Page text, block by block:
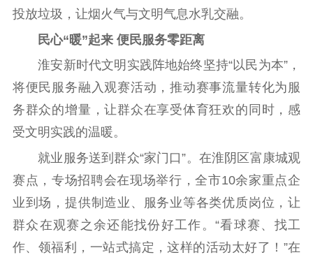
投放垃圾，让烟火气与文明气息水乳交融。
民心“暖”起来 便民服务零距离
淮安新时代文明实践阵地始终坚持“以民为本”，
将便民服务融入观赛活动，推动赛事流量转化为服
务群众的增量，让群众在享受体育狂欢的同时，感
受文明实践的温暖。
就业服务送到群众“家门口”。在淮阴区富康城观
赛点，专场招聘会在现场举行，全市10余家重点企
业到场，提供制造业、服务业等各类优质岗位，让
群众在观赛之余还能找份好工作。“看球赛、找工
作、领福利，一站式搞定，这样的活动太好了！”在